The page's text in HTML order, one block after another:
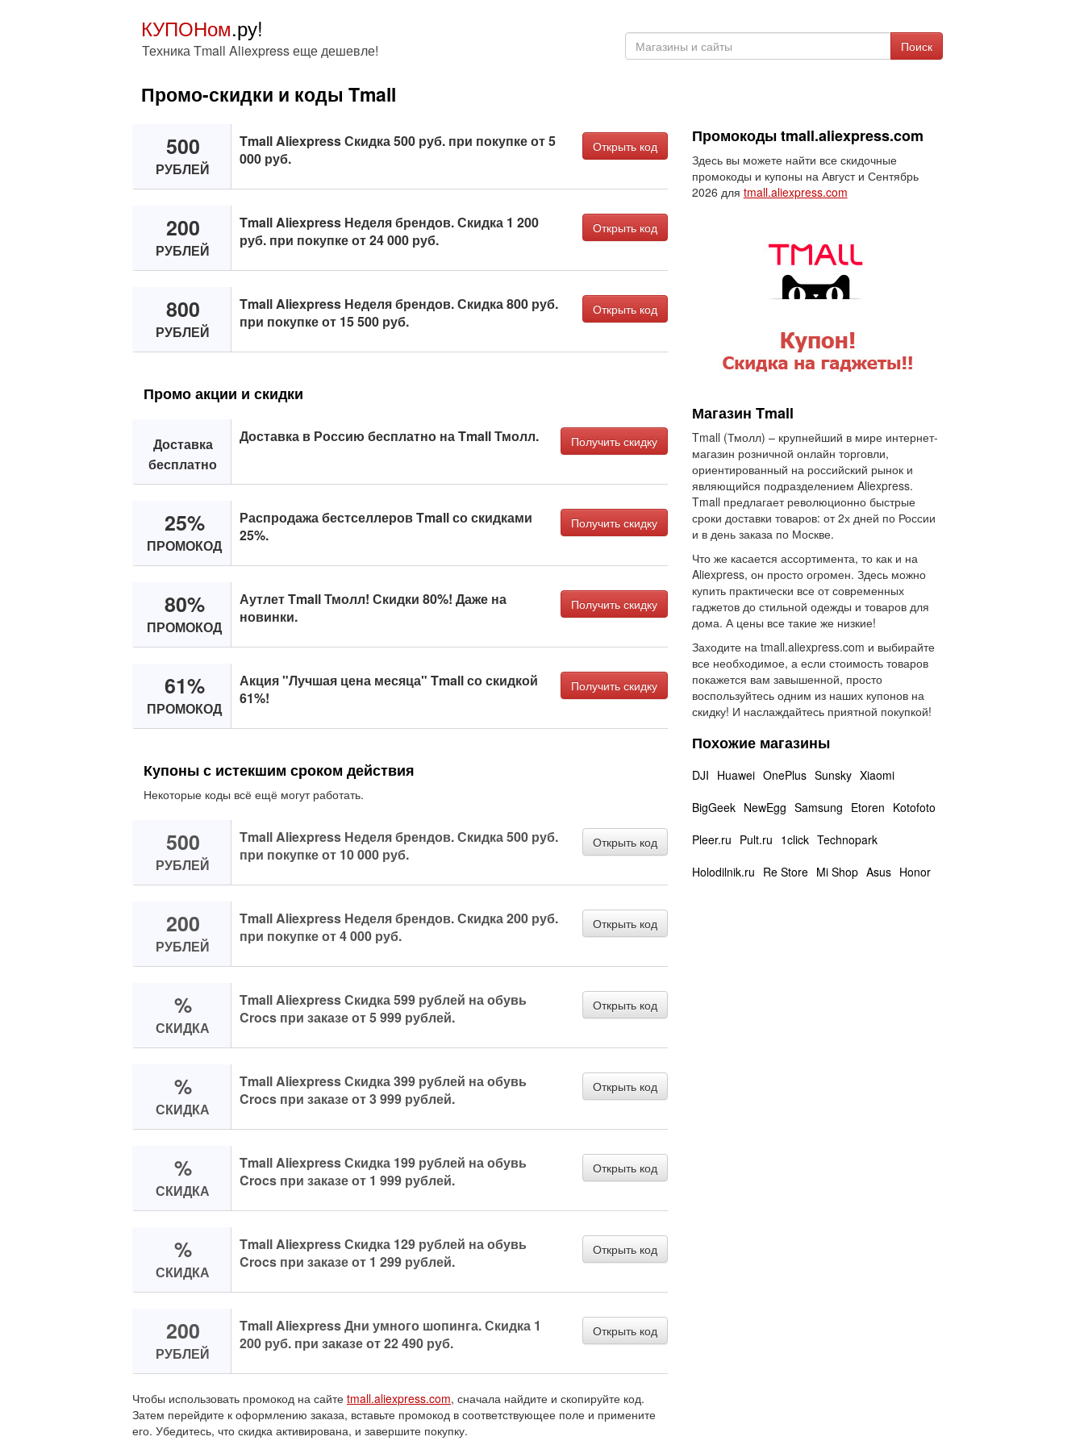
КУПОНом.ру!
Техника Tmall Aliexpress еще дешевле! Поиск
Промо-скидки и коды Tmall
500
РУБЛЕЙ
Tmall Aliexpress Скидка 500 руб. при покупке от 5
000 руб.
Открыть код
200
РУБЛЕЙ
Tmall Aliexpress Неделя брендов. Скидка 1 200
руб. при покупке от 24 000 руб.
Открыть код
800
РУБЛЕЙ
Tmall Aliexpress Неделя брендов. Скидка 800 руб.
при покупке от 15 500 руб.
Открыть код
Промо акции и скидки
Доставка
бесплатно
Доставка в Россию бесплатно на Tmall Тмолл. Получить скидку
25%
ПРОМОКОД
Распродажа бестселлеров Tmall со скидками
25%.
Получить скидку
80%
ПРОМОКОД
Аутлет Tmall Тмолл! Скидки 80%! Даже на
новинки.
Получить скидку
61%
ПРОМОКОД
Акция "Лучшая цена месяца" Tmall со скидкой
61%!
Получить скидку
Купоны с истекшим сроком действия
Некоторые коды всё ещё могут работать.
500
РУБЛЕЙ
Tmall Aliexpress Неделя брендов. Скидка 500 руб.
при покупке от 10 000 руб.
Открыть код
200
РУБЛЕЙ
Tmall Aliexpress Неделя брендов. Скидка 200 руб.
при покупке от 4 000 руб.
Открыть код
%
СКИДКА
Tmall Aliexpress Скидка 599 рублей на обувь
Crocs при заказе от 5 999 рублей.
Открыть код
%
СКИДКА
Tmall Aliexpress Скидка 399 рублей на обувь
Crocs при заказе от 3 999 рублей.
Открыть код
%
СКИДКА
Tmall Aliexpress Скидка 199 рублей на обувь
Crocs при заказе от 1 999 рублей.
Открыть код
%
СКИДКА
Tmall Aliexpress Скидка 129 рублей на обувь
Crocs при заказе от 1 299 рублей.
Открыть код
200
РУБЛЕЙ
Tmall Aliexpress Дни умного шопинга. Скидка 1
200 руб. при заказе от 22 490 руб.
Открыть код
Чтобы использовать промокод на сайте tmall.aliexpress.com, сначала найдите и скопируйте код.
Затем перейдите к оформлению заказа, вставьте промокод в соответствующее поле и примените
его. Убедитесь, что скидка активирована, и завершите покупку.
Промокоды tmall.aliexpress.com
Здесь вы можете найти все скидочные
промокоды и купоны на Август и Сентябрь
2026 для tmall.aliexpress.com
Магазин Tmall
Tmall (Тмолл) – крупнейший в мире интернет-
магазин розничной онлайн торговли,
ориентированный на российский рынок и
являющийся подразделением Aliexpress.
Tmall предлагает революционно быстрые
сроки доставки товаров: от 2х дней по России
и в день заказа по Москве.
Что же касается ассортимента, то как и на
Aliexpress, он просто огромен. Здесь можно
купить практически все от современных
гаджетов до стильной одежды и товаров для
дома. А цены все такие же низкие!
Заходите на tmall.aliexpress.com и выбирайте
все необходимое, а если стоимость товаров
покажется вам завышенной, просто
воспользуйтесь одним из наших купонов на
скидку! И наслаждайтесь приятной покупкой!
Похожие магазины
DJI Huawei OnePlus Sunsky Xiaomi
BigGeek NewEgg Samsung Etoren Kotofoto
Pleer.ru Pult.ru 1click Technopark
Holodilnik.ru Re Store Mi Shop Asus Honor